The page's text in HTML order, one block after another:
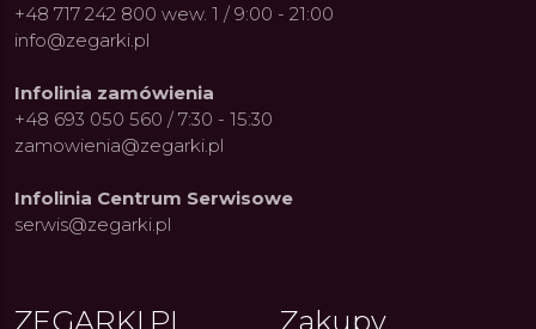
+48 717 242 800 wew. 1 / 9:00 - 21:00
info@zegarki.pl
Infolinia zamówienia
+48 693 050 560 / 7:30 - 15:30
zamowienia@zegarki.pl
Infolinia Centrum Serwisowe
serwis@zegarki.pl
ZEGARKI.PL Zakupy